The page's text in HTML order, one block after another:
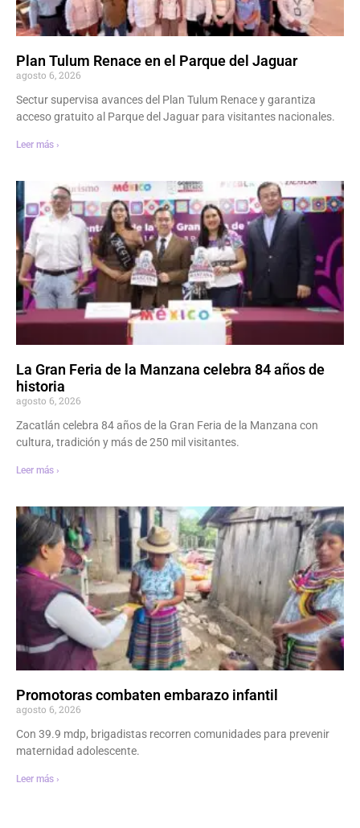
Plan Tulum Renace en el Parque del Jaguar
agosto 6, 2026
Sectur supervisa avances del Plan Tulum Renace y garantiza
acceso gratuito al Parque del Jaguar para visitantes nacionales.
Leer más ›
La Gran Feria de la Manzana celebra 84 años de
historia
agosto 6, 2026
Zacatlán celebra 84 años de la Gran Feria de la Manzana con
cultura, tradición y más de 250 mil visitantes.
Leer más ›
Promotoras combaten embarazo infantil
agosto 6, 2026
Con 39.9 mdp, brigadistas recorren comunidades para prevenir
maternidad adolescente.
Leer más ›